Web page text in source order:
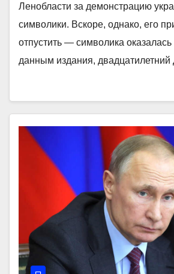
Ленобласти за демонстрацию
символики. Вскоре, однако, его
отпустить ― символика
данным издания,